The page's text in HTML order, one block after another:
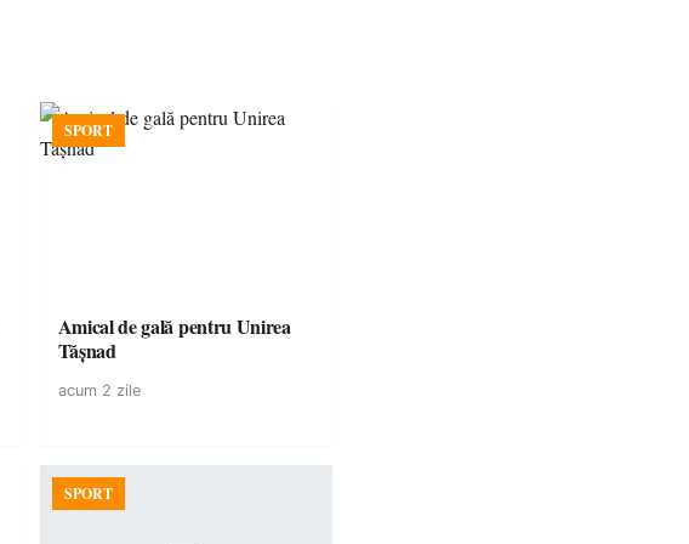
SPORT
Amical de gală pentru Unirea
Tășnad
acum 2 zile
SPORT